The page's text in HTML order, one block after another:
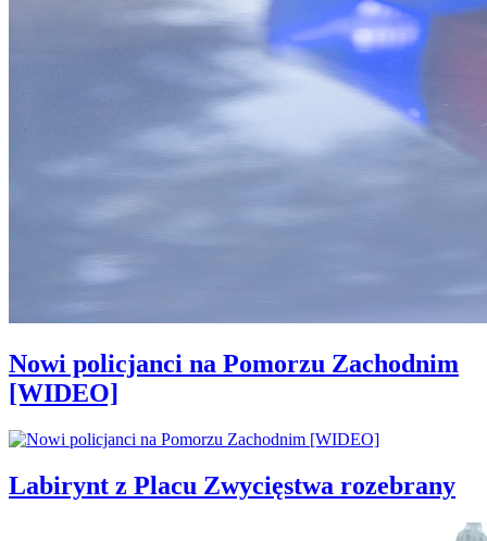
Nowi policjanci na Pomorzu Zachodnim
[WIDEO]
Labirynt z Placu Zwycięstwa rozebrany